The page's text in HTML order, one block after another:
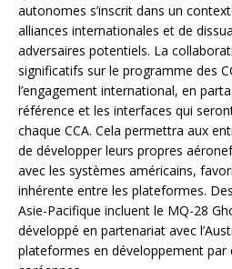
autonomes s’inscrit dans un
alliances internationales et de
adversaires potentiels. La
significatifs sur le programme des
l’engagement international, en
référence et les interfaces qui
chaque CCA. Cela permettra aux
de développer leurs propres
avec les systèmes américains,
inhérente entre les plateformes.
Asie-Pacifique incluent le MQ-28
développé en partenariat avec
plateformes en développement par